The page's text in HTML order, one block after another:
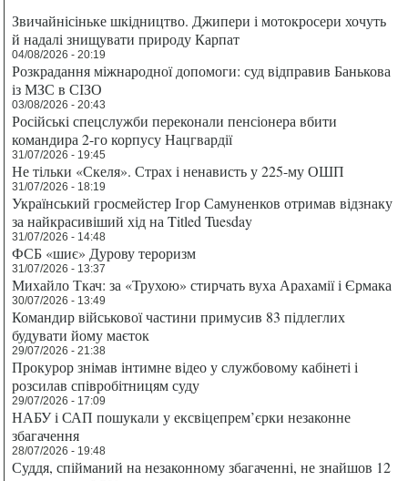
Звичайнісіньке шкідництво. Джипери і мотокросери хочуть
й надалі знищувати природу Карпат
04/08/2026 - 20:19
Розкрадання міжнародної допомоги: суд відправив Банькова
із МЗС в СІЗО
03/08/2026 - 20:43
Російські спецслужби переконали пенсіонера вбити
командира 2-го корпусу Нацгвардії
31/07/2026 - 19:45
Не тільки «Скеля». Страх і ненависть у 225-му ОШП
31/07/2026 - 18:19
Український гросмейстер Ігор Самуненков отримав відзнаку
за найкрасивіший хід на Titled Tuesday
31/07/2026 - 14:48
ФСБ «шиє» Дурову тероризм
31/07/2026 - 13:37
Михайло Ткач: за «Трухою» стирчать вуха Арахамії і Єрмака
30/07/2026 - 13:49
Командир військової частини примусив 83 підлеглих
будувати йому маєток
29/07/2026 - 21:38
Прокурор знімав інтимне відео у службовому кабінеті і
розсилав співробітницям суду
29/07/2026 - 17:09
НАБУ і САП пошукали у ексвіцепрем’єрки незаконне
збагачення
28/07/2026 - 19:48
Суддя, спійманий на незаконному збагаченні, не знайшов 12